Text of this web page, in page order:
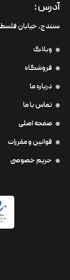
آدرس :
سنندج، خیابان
وبلاگ
فروشگاه
درباره ما
تماس با ما
صفحه اصلی
قوانین و مقررات
حریم خصوصی